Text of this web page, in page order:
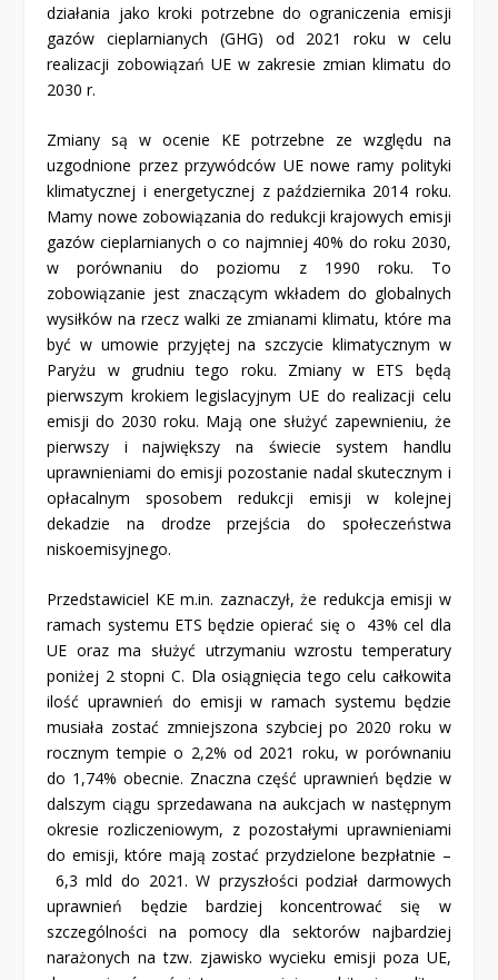
działania jako kroki potrzebne do ograniczenia emisji
gazów cieplarnianych (GHG) od 2021 roku w celu
realizacji zobowiązań UE w zakresie zmian klimatu do
2030 r.
Zmiany są w ocenie KE potrzebne ze względu na
uzgodnione przez przywódców UE nowe ramy polityki
klimatycznej i energetycznej z października 2014 roku.
Mamy nowe zobowiązania do redukcji krajowych emisji
gazów cieplarnianych o co najmniej 40% do roku 2030,
w porównaniu do poziomu z 1990 roku. To
zobowiązanie jest znaczącym wkładem do globalnych
wysiłków na rzecz walki ze zmianami klimatu, które ma
być w umowie przyjętej na szczycie klimatycznym w
Paryżu w grudniu tego roku. Zmiany w ETS będą
pierwszym krokiem legislacyjnym UE do realizacji celu
emisji do 2030 roku. Mają one służyć zapewnieniu, że
pierwszy i największy na świecie system handlu
uprawnieniami do emisji pozostanie nadal skutecznym i
opłacalnym sposobem redukcji emisji w kolejnej
dekadzie na drodze przejścia do społeczeństwa
niskoemisyjnego.
Przedstawiciel KE m.in. zaznaczył, że redukcja emisji w
ramach systemu ETS będzie opierać się o 43% cel dla
UE oraz ma służyć utrzymaniu wzrostu temperatury
poniżej 2 stopni C. Dla osiągnięcia tego celu całkowita
ilość uprawnień do emisji w ramach systemu będzie
musiała zostać zmniejszona szybciej po 2020 roku w
rocznym tempie o 2,2% od 2021 roku, w porównaniu
do 1,74% obecnie. Znaczna część uprawnień będzie w
dalszym ciągu sprzedawana na aukcjach w następnym
okresie rozliczeniowym, z pozostałymi uprawnieniami
do emisji, które mają zostać przydzielone bezpłatnie –
6,3 mld do 2021. W przyszłości podział darmowych
uprawnień będzie bardziej koncentrować się w
szczególności na pomocy dla sektorów najbardziej
narażonych na tzw. zjawisko wycieku emisji poza UE,